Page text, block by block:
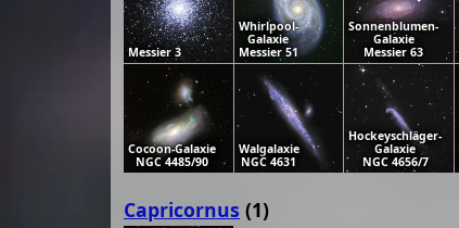
Messier 3
Whirlpool-
Galaxie
Messier 51
Sonnenblumen-
Galaxie
Messier 63
Cocoon-Galaxie
NGC 4485/90
Walgalaxie
NGC 4631
Hockeyschläger-
Galaxie
NGC 4656/7
Capricornus (1)